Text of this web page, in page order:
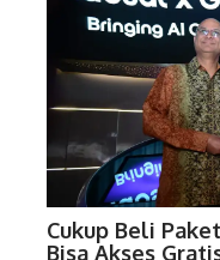
Cukup Beli
Bisa Akses